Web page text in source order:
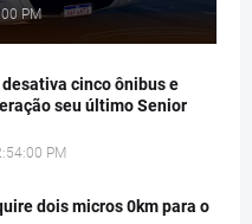
PM
cinco ônibus e
seu último Senior
PM
dois micros 0km para o